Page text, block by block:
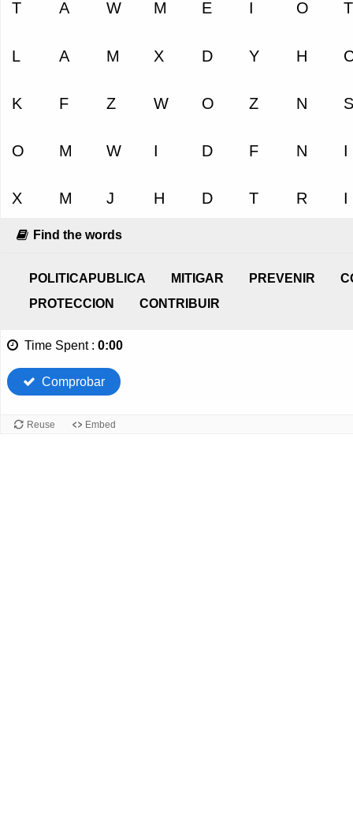
Find the words
POLITICAPUBLICA MITIGAR PREVENIR
PROTECCION
CONTRIBUIR
Time Spent : 0:00
Comprobar
Reuse Embed